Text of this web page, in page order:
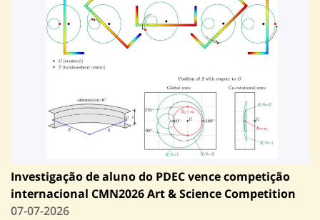
Investigação de aluno do PDEC vence competição
internacional CMN2026 Art & Science Competition
07-07-2026